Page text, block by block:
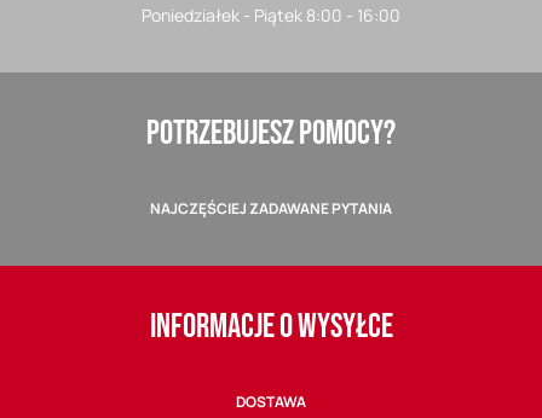
Poniedziałek - Piątek 8:00 - 16:00
POTRZEBUJESZ POMOCY?
NAJCZĘŚCIEJ ZADAWANE PYTANIA
INFORMACJE O WYSYŁCE
DOSTAWA